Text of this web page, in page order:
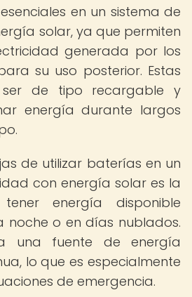
en un sistema de
solar, ya que permiten
generada por los
su uso posterior. Estas
ser de tipo recargable y
energía durante largos
de utilizar baterías en un
con energía solar es la
energía disponible
noche o en días nublados.
una fuente de energía
lo que es especialmente
de emergencia.